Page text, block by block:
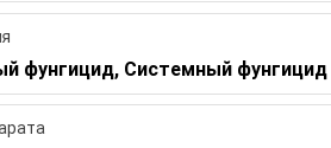
фунгицид, Системный фунгицид